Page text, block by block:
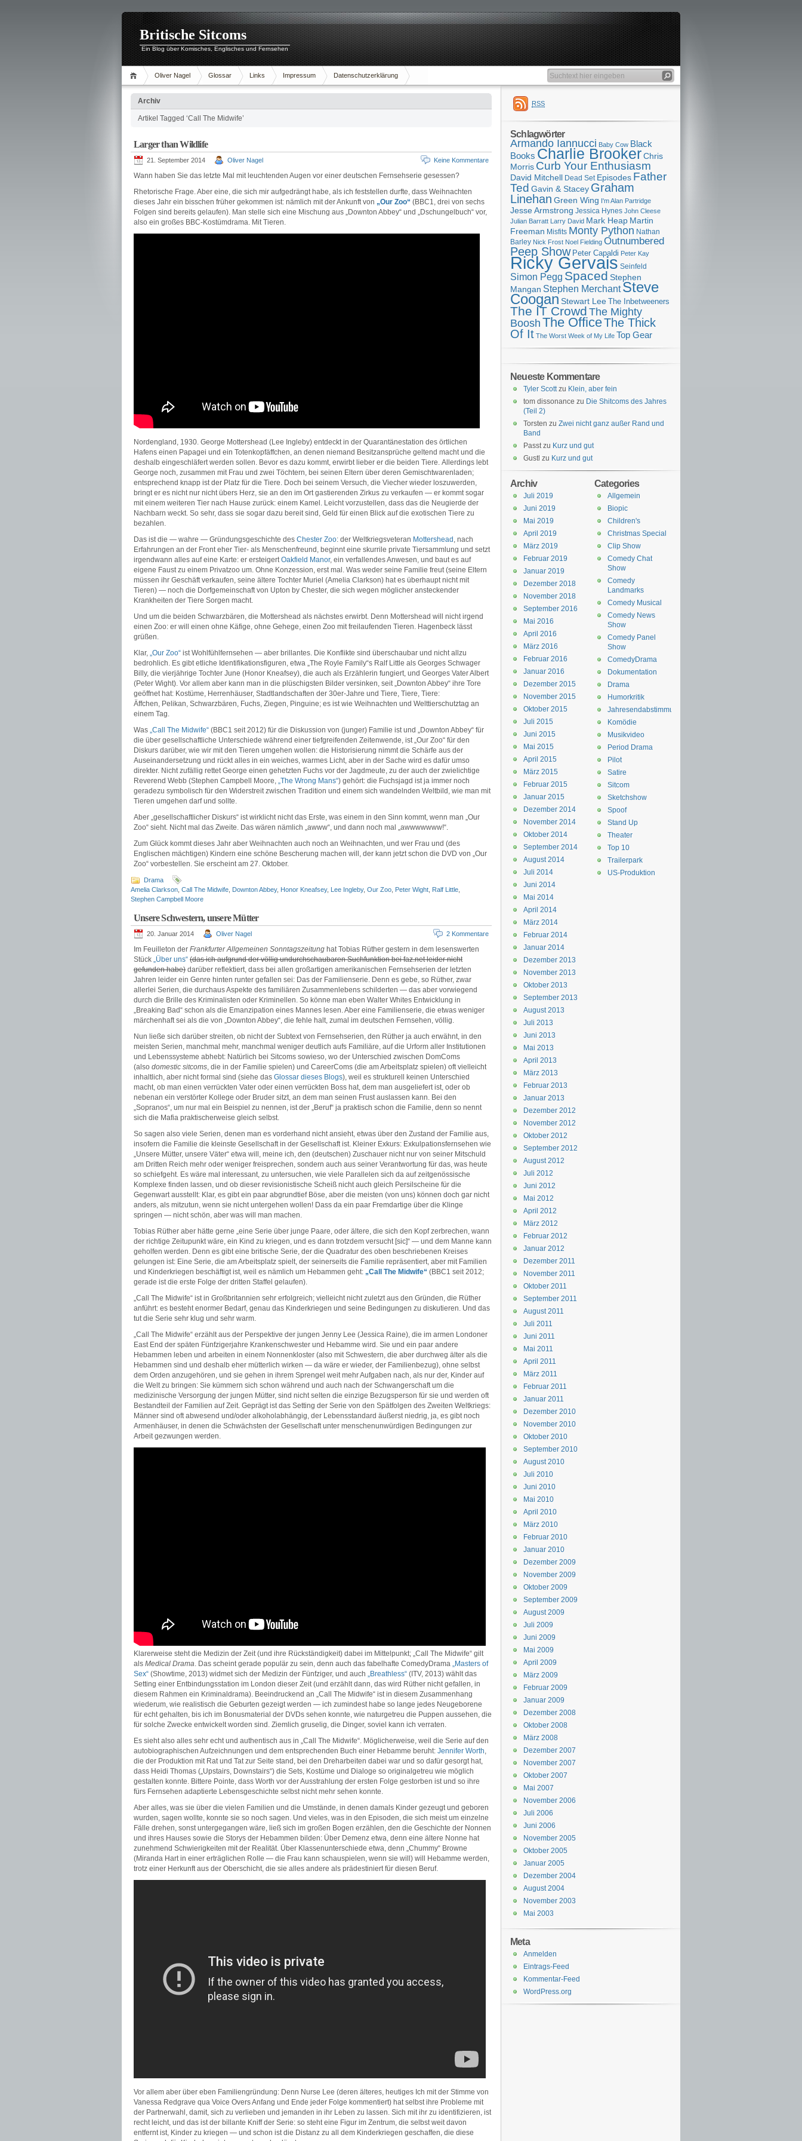
Britische Sitcoms
Ein Blog über Komisches, Englisches und Fernsehen
Oliver Nagel Glossar Links Impressum Datenschutzerklärung
Archiv
Artikel Tagged ‘Call The Midwife’
Larger than Wildlife
21. September 2014 Oliver Nagel Keine Kommentare
Wann haben Sie das letzte Mal mit leuchtenden Augen vor einer deutschen Fernsehserie gesessen?
Rhetorische Frage. Aber eine, die sich mir aufgedrängt habe, als ich feststellen durfte, dass Weihnachten
dieses Jahr ein bisschen früher gekommen ist: nämlich mit der Ankunft von „Our Zoo“ (BBC1, drei von sechs
Folgen sind bereits gelaufen). Man stelle sich eine Mischung aus „Downton Abbey“ und „Dschungelbuch“ vor,
also ein großes BBC-Kostümdrama. Mit Tieren.
Nordengland, 1930. George Mottershead (Lee Ingleby) entdeckt in der Quarantänestation des örtlichen
Hafens einen Papagei und ein Totenkopfäffchen, an denen niemand Besitzansprüche geltend macht und die
deshalb eingeschläfert werden sollen. Bevor es dazu kommt, erwirbt lieber er die beiden Tiere. Allerdings lebt
George noch, zusammen mit Frau und zwei Töchtern, bei seinen Eltern über deren Gemischtwarenladen;
entsprechend knapp ist der Platz für die Tiere. Doch bei seinem Versuch, die Viecher wieder loszuwerden,
bringt er es nicht nur nicht übers Herz, sie an den im Ort gastierenden Zirkus zu verkaufen — er kommt sogar
mit einem weiteren Tier nach Hause zurück: einem Kamel. Leicht vorzustellen, dass das die Neugierde der
Nachbarn weckt. So sehr, dass sie sogar dazu bereit sind, Geld für einen Blick auf die exotischen Tiere zu
bezahlen.
Das ist die — wahre — Gründungsgeschichte des Chester Zoo: der Weltkriegsveteran Mottershead , nach
Erfahrungen an der Front eher Tier- als Menschenfreund, beginnt eine skurrile private Tiersammlung und setzt
irgendwann alles auf eine Karte: er ersteigertOakfield Manor, ein verfallendes Anwesen, und baut es auf
eigene Faust zu einem Privatzoo um. Ohne Konzession, erst mal. Was weder seine Familie freut (seine Eltern
müssen ihr Geschäft verkaufen, seine ältere Tochter Muriel (Amelia Clarkson) hat es überhaupt nicht mit
Tieren) — noch die Dorfgemeinschaft von Upton by Chester, die sich wegen möglicher ansteckender
Krankheiten der Tiere Sorgen macht.
Und um die beiden Schwarzbären, die Mottershead als nächstes erwirbt. Denn Mottershead will nicht irgend
einen Zoo: er will einen ohne Käfige, ohne Gehege, einen Zoo mit freilaufenden Tieren. Hagenbeck lässt
grüßen.
Klar, „Our Zoo“ ist Wohlfühlfernsehen — aber brillantes. Die Konflikte sind überschaubar und nicht allzu
bedrohlich. Es gibt etliche Identifikationsfiguren, etwa „The Royle Family“s Ralf Little als Georges Schwager
Billy, die vierjährige Tochter June (Honor Kneafsey), die auch als Erzählerin fungiert, und Georges Vater Albert
(Peter Wight). Vor allem aber kann man in die plüschigsten Bilder versinken, seit „Downton Abbey“ ihre Tore
geöffnet hat: Kostüme, Herrenhäuser, Stadtlandschaften der 30er-Jahre und Tiere, Tiere, Tiere:
Äffchen, Pelikan, Schwarzbären, Fuchs, Ziegen, Pinguine; es ist wie Weihnachten und Welttierschutztag an
einem Tag.
Was „Call The Midwife“ (BBC1 seit 2012) für die Diskussion von (junger) Familie ist und „Downton Abbey“ für
die über gesellschaftliche Unterschiede während einer tiefgreifenden Zeitenwende, ist „Our Zoo“ für den
Diskurs darüber, wie wir mit den Tieren umgehen wollen: die Historisierung nimmt die Schärfe aus der
Auseinandersetzung und rückt alles in ein weiches, warmes Licht, aber in der Sache wird es dafür umso
direkter. Nicht zufällig rettet George einen gehetzten Fuchs vor der Jagdmeute, zu der auch der zwielichtige
Reverend Webb (Stephen Campbell Moore, „The Wrong Mans“) gehört: die Fuchsjagd ist ja immer noch
geradezu symbolisch für den Widerstreit zwischen Tradition und einem sich wandelnden Weltbild, wie man mit
Tieren umgehen darf und sollte.
Aber „gesellschaftlicher Diskurs“ ist wirklicht nicht das Erste, was einem in den Sinn kommt, wenn man „Our
Zoo“ sieht. Nicht mal das Zweite. Das wären nämlich „awww“, und dann noch mal „awwwwwww!“.
Zum Glück kommt dieses Jahr aber Weihnachten auch noch an Weihnachten, und wer Frau und (des
Englischen mächtigen) Kindern eine schöne Bescherung machen will, der kann jetzt schon die DVD von „Our
Zoo“ vorbestellen. Sie erscheint am 27. Oktober.
Drama
Amelia Clarkson Call The Midwife Downton Abbey, Honor Kneafsey, Lee Ingleby, Our Zoo Peter Wight Ralf Little
Stephen Campbell Moore
Unsere Schwestern, unsere Mütter
20. Januar 2014 Oliver Nagel 2 Kommentare
Im Feuilleton der Frankfurter Allgemeinen Sonntagszeitung hat Tobias Rüther gestern in dem lesenswerten
Stück „Über uns“ (das ich aufgrund der völlig undurchschaubaren Suchfunktion bei faz.net leider nicht
gefunden habe) darüber reflektiert, dass bei allen großartigen amerikanischen Fernsehserien der letzten
Jahren leider ein Genre hinten runter gefallen sei: Das der Familienserie. Denn es gebe, so Rüther, zwar
allerlei Serien, die durchaus Aspekte des familiären Zusammenlebens schilderten — das aber vorwiegend
durch die Brille des Kriminalisten oder Kriminellen. So könne man eben Walter Whites Entwicklung in
„Breaking Bad“ schon als die Emanzipation eines Mannes lesen. Aber eine Familienserie, die etwas weniger
märchenhaft sei als die von „Downton Abbey“, die fehle halt, zumal im deutschen Fernsehen, völlig.
Nun ließe sich darüber streiten, ob nicht der Subtext von Fernsehserien, den Rüther ja auch erwähnt, in den
meisten Serien, manchmal mehr, manchmal weniger deutlich aufs Familiäre, auf die Urform aller Institutionen
und Lebenssysteme abhebt: Natürlich bei Sitcoms sowieso, wo der Unterschied zwischen DomComs
(also domestic sitcoms, die in der Familie spielen) und CareerComs (die am Arbeitsplatz spielen) oft vielleicht
inhaltlich, aber nicht formal sind (siehe das Glossar dieses Blogs), weil es strukturell keinen Unterschied
macht, ob man einen verrückten Vater oder einen verrückten Boss hat, dem man ausgeliefert ist, oder ob
nebenan ein verstörter Kollege oder Bruder sitzt, an dem man seinen Frust auslassen kann. Bei den
„Sopranos“, um nur mal ein Beispiel zu nennen, ist der „Beruf“ ja praktisch schon die Familie, denn so nennt
sich die Mafia praktischerweise gleich selbst.
So sagen also viele Serien, denen man es vorderhand nicht ansieht, etwas über den Zustand der Familie aus,
insofern die Familie die kleinste Gesellschaft in der Gesellschaft ist. Kleiner Exkurs: Exkulpationsfernsehen wie
„Unsere Mütter, unsere Väter“ etwa will, meine ich, den (deutschen) Zuschauer nicht nur von seiner Mitschuld
am Dritten Reich mehr oder weniger freisprechen, sondern auch aus seiner Verantwortung für das, was heute
so schiefgeht. Es wäre mal interessant, zu untersuchen, wie viele Parallelen sich da auf zeitgenössische
Komplexe finden lassen, und ob dieser revisionistische Scheiß nicht auch gleich Persilscheine für die
Gegenwart ausstellt: Klar, es gibt ein paar abgrundtief Böse, aber die meisten (von uns) können doch gar nicht
anders, als mitzutun, wenn sie nicht untergehen wollen! Dass da ein paar Fremdartige über die Klinge
springen — nicht schön, aber was will man machen.
Tobias Rüther aber hätte gerne „eine Serie über junge Paare, oder ältere, die sich den Kopf zerbrechen, wann
der richtige Zeitupunkt wäre, ein Kind zu kriegen, und es dann trotzdem versucht [sic]“ — und dem Manne kann
geholfen werden. Denn es gibt eine britische Serie, der die Quadratur des oben beschriebenen Kreises
gelungen ist: Eine Serie, die am Arbeitsplatz spielt, der seinerseits die Familie repräsentiert, aber mit Familien
und Kinderkriegen beschäftigt ist, weil es nämlich um Hebammen geht: „Call The Midwife“ (BBC1 seit 2012;
gerade ist die erste Folge der dritten Staffel gelaufen).
„Call The Midwife“ ist in Großbritannien sehr erfolgreich; vielleicht nicht zuletzt aus den Gründen, die Rüther
anführt: es besteht enormer Bedarf, genau das Kinderkriegen und seine Bedingungen zu diskutieren. Und das
tut die Serie sehr klug und sehr warm.
„Call The Midwife“ erzählt aus der Perspektive der jungen Jenny Lee (Jessica Raine), die im armen Londoner
East End der späten Fünfzigerjahre Krankenschwester und Hebamme wird. Sie und ein paar andere
Hebammen leben und arbeiten in einem Nonnenkloster (also mit Schwestern, die aber durchweg älter als die
Hebammen sind und deshalb eher mütterlich wirken — da wäre er wieder, der Familienbezug), ohne selbst
dem Orden anzugehören, und sie gehen in ihrem Sprengel weit mehr Aufgaben nach, als nur der, Kinder auf
die Welt zu bringen: Sie kümmern sich schon während und auch nach der Schwangerschaft um die
medizinische Versorgung der jungen Mütter, sind nicht selten die einzige Bezugsperson für sie und werden oft
Bestandteil der Familien auf Zeit. Geprägt ist das Setting der Serie von den Spätfolgen des Zweiten Weltkriegs:
Männer sind oft abwesend und/oder alkoholabhängig, der Lebensstandard äußerst niedrig, ja, es gibt noch
Armenhäuser, in denen die Schwächsten der Gesellschaft unter menschenunwürdigen Bedingungen zur
Arbeit gezwungen werden.
Klarerweise steht die Medizin der Zeit (und ihre Rückständigkeit) dabei im Mittelpunkt; „Call The Midwife“ gilt
als Medical Drama. Das scheint gerade populär zu sein, denn auch das fabelhafte ComedyDrama „Masters of
Sex“ (Showtime, 2013) widmet sich der Medizin der Fünfziger, und auch „Breathless“ (ITV, 2013) wählt das
Setting einer Entbindungsstation im London dieser Zeit (und erzählt dann, das wird Rüther nicht gefallen, in
diesem Rahmen ein Kriminaldrama). Beeindruckend an „Call The Midwife“ ist in diesem Zusammenhang
wiederum, wie realistisch die Geburten gezeigt werden — ich zumindest habe so lange jedes Neugeborene
für echt gehalten, bis ich im Bonusmaterial der DVDs sehen konnte, wie naturgetreu die Puppen aussehen, die
für solche Zwecke entwickelt worden sind. Ziemlich gruselig, die Dinger, soviel kann ich verraten.
Es sieht also alles sehr echt und authentisch aus in „Call The Midwife“. Möglicherweise, weil die Serie auf den
autobiographischen Aufzeichnungen und dem entsprechenden Buch einer Hebamme beruht: Jennifer Worth,
die der Produktion mit Rat und Tat zur Seite stand, bei den Dreharbeiten dabei war und so dafür gesorgt hat,
dass Heidi Thomas („Upstairs, Downstairs“) die Sets, Kostüme und Dialoge so originalgetreu wie möglich
gestalten konnte. Bittere Pointe, dass Worth vor der Ausstrahlung der ersten Folge gestorben ist und so ihre
fürs Fernsehen adaptierte Lebensgeschichte selbst nicht mehr sehen konnte.
Aber alles, was sie über die vielen Familien und die Umstände, in denen damals Kinder gezeugt und geboren
wurden, sagen wollte, konnte sie so noch sagen. Und vieles, was in den Episoden, die sich meist um einzelne
Fälle drehen, sonst untergegangen wäre, ließ sich im großen Bogen erzählen, den die Geschichte der Nonnen
und ihres Hauses sowie die Storys der Hebammen bilden: Über Demenz etwa, denn eine ältere Nonne hat
zunehmend Schwierigkeiten mit der Realität. Über Klassenunterschiede etwa, denn „Chummy“ Browne
(Miranda Hart in einer erträglichen Rolle — die Frau kann schauspielen, wenn sie will) will Hebamme werden,
trotz einer Herkunft aus der Oberschicht, die sie alles andere als prädestiniert für diesen Beruf.
Vor allem aber über eben Familiengründung: Denn Nurse Lee (deren älteres, heutiges Ich mit der Stimme von
Vanessa Redgrave qua Voice Overs Anfang und Ende jeder Folge kommentiert) hat selbst ihre Probleme mit
der Partnerwahl, damit, sich zu verlieben und jemanden in ihr Leben zu lassen. Sich mit ihr zu identifizieren, ist
recht leicht, und das ist der billante Kniff der Serie: so steht eine Figur im Zentrum, die selbst weit davon
entfernt ist, Kinder zu kriegen — und schon ist die Distanz zu all dem Kinderkriegen geschaffen, die diese
RSS
Schlagwörter
Armando Iannucci Baby Cow Black
Books Charlie BrookerChris
Morris Curb Your Enthusiasm
David Mitchell Dead Set Episodes Father
Ted Gavin & Stacey Graham
Linehan Green Wing I'm Alan Partridge
Jesse Armstrong Jessica Hynes John Cleese
Julian Barratt Larry David Mark Heap Martin
Freeman Misfits Monty Python Nathan
Barley Nick Frost Noel Fielding Outnumbered
Peep Show Peter Capaldi Peter Kay
Ricky Gervais Seinfeld
Simon Pegg Spaced Stephen
Mangan Stephen Merchant Steve
CooganStewart Lee The Inbetweeners
The IT Crowd The Mighty
Boosh The OfficeThe Thick
Of It The Worst Week of My Life Top Gear
Neueste Kommentare
Tyler Scottzu Klein, aber fein
tom dissonance zu Die Shitcoms des Jahres
(Teil 2)
Torsten zu Zwei nicht ganz außer Rand und
Band
Passtzu Kurz und gut
Gustl zu Kurz und gut
Categories
Allgemein
Biopic
Children's
Christmas Special
Clip Show
Comedy Chat
Show
Comedy
Landmarks
Comedy Musical
Comedy News
Show
Comedy Panel
Show
ComedyDrama
Dokumentation
Drama
Humorkritik
Jahresendabstimmung
Komödie
Musikvideo
Period Drama
Pilot
Satire
Sitcom
Sketchshow
Spoof
Stand Up
Theater
Top 10
Trailerpark
US-Produktion
Archiv
Juli 2019
Juni 2019
Mai 2019
April 2019
März 2019
Februar 2019
Januar 2019
Dezember 2018
November 2018
September 2016
Mai 2016
April 2016
März 2016
Februar 2016
Januar 2016
Dezember 2015
November 2015
Oktober 2015
Juli 2015
Juni 2015
Mai 2015
April 2015
März 2015
Februar 2015
Januar 2015
Dezember 2014
November 2014
Oktober 2014
September 2014
August 2014
Juli 2014
Juni 2014
Mai 2014
April 2014
März 2014
Februar 2014
Januar 2014
Dezember 2013
November 2013
Oktober 2013
September 2013
August 2013
Juli 2013
Juni 2013
Mai 2013
April 2013
März 2013
Februar 2013
Januar 2013
Dezember 2012
November 2012
Oktober 2012
September 2012
August 2012
Juli 2012
Juni 2012
Mai 2012
April 2012
März 2012
Februar 2012
Januar 2012
Dezember 2011
November 2011
Oktober 2011
September 2011
August 2011
Juli 2011
Juni 2011
Mai 2011
April 2011
März 2011
Februar 2011
Januar 2011
Dezember 2010
November 2010
Oktober 2010
September 2010
August 2010
Juli 2010
Juni 2010
Mai 2010
April 2010
März 2010
Februar 2010
Januar 2010
Dezember 2009
November 2009
Oktober 2009
September 2009
August 2009
Juli 2009
Juni 2009
Mai 2009
April 2009
März 2009
Februar 2009
Januar 2009
Dezember 2008
Oktober 2008
März 2008
Dezember 2007
November 2007
Oktober 2007
Mai 2007
November 2006
Juli 2006
Juni 2006
November 2005
Oktober 2005
Januar 2005
Dezember 2004
August 2004
November 2003
Mai 2003
Meta
Anmelden
Eintrags-Feed
Kommentar-Feed
WordPress.org